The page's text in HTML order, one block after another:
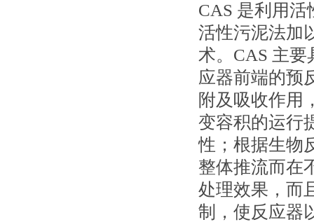
CAS 是利用
活性污泥法加
术。CAS 主
应器前端的预
附及吸收作用
变容积的运行
性；根据生物
整体推流而在
处理效果，而
制，使反应器